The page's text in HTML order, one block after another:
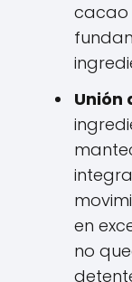
cacao
Unión
en
no